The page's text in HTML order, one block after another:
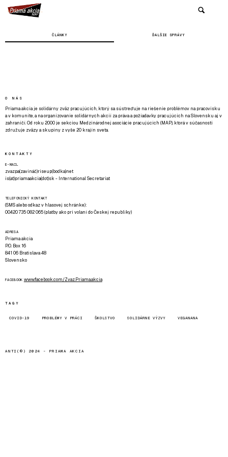
ČLÁNKY ĎALŠIE SPRÁVY
O NÁS
Priama akcia je solidárny zväz pracujúcich, ktorý sa sústreďuje na riešenie problémov na pracovisku
a v komunite, a na organizovanie solidárnych akcií za práva a požiadavky pracujúcich na Slovensku aj v
zahraničí. Od roku 2000 je sekciou Medzinárodnej asociácie pracujúcich (MAP), ktorá v súčasnosti
združuje zväzy a skupiny z vyše 20 krajín sveta.
KONTAKTY
E-MAIL
zvazpa(zavináč)riseup(bodka)net
is(at)priamaakcia(dot)sk - International Secretariat
TELEFONICKÝ KONTAKT
(SMS alebo odkaz v hlasovej schránke):
00420 735 082 065 (platby ako pri volaní do Českej republiky)
ADRESA
Priama akcia
P.O. Box 16
841 06 Bratislava 48
Slovensko
FACEBOOK www.facebook.com/Zvaz.Priama.akcia
TAGY
COVID-19 PROBLÉMY V PRÁCI ŠKOLSTVO SOLIDÁRNE VÝZVY VEGANANA
ANTI(©) 2024 - PRIAMA AKCIA